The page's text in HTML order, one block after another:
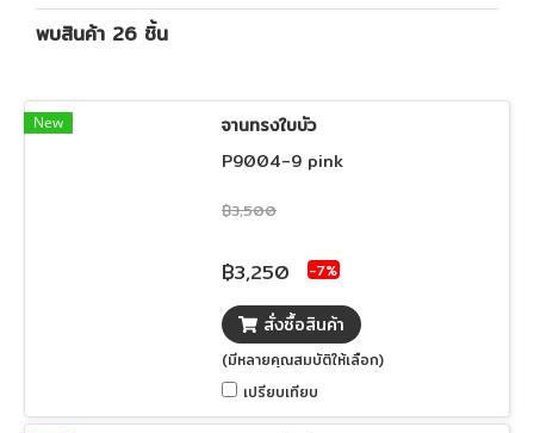
พบสินค้า 26 ชิ้น
New
จานทรงใบบัว
P9004-9 pink
฿3,500
฿3,250 -7%
สั่งซื้อสินค้า
(มีหลายคุณสมบัติให้เลือก)
เปรียบเทียบ